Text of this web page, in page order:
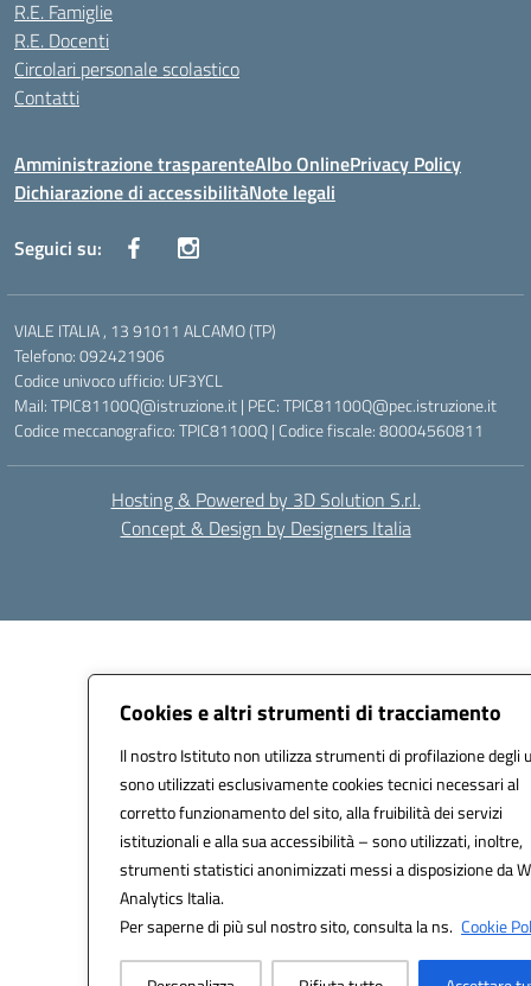
Cookies e altri strumenti di tracciamento
Il nostro Istituto non utilizza strumenti di profilazione degli
sono utilizzati esclusivamente cookies tecnici necessari al
corretto funzionamento del sito, alla fruibilità dei servizi
istituzionali e alla sua accessibilità – sono utilizzati, inoltre,
strumenti statistici anonimizzati messi a disposizione da
Analytics Italia.
Per saperne di più sul nostro sito, consulta la ns. Cookie
R.E. Famiglie
R.E. Docenti
Circolari personale scolastico
Contatti
Amministrazione trasparenteAlbo OnlinePrivacy Policy
Dichiarazione di accessibilitàNote legali
Seguici su:
VIALE ITALIA , 13 91011 ALCAMO (TP)
Telefono: 092421906
Codice univoco ufficio: UF3YCL
Mail: TPIC81100Q@istruzione.it | PEC: TPIC81100Q@pec.istruzione.it
Codice meccanografico: TPIC81100Q | Codice fiscale: 80004560811
Hosting & Powered by 3D Solution S.r.l.
Concept & Design by Designers Italia